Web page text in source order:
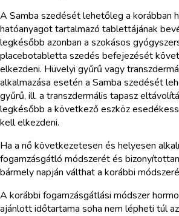
A Samba szedését lehetőleg a korábban
hatóanyagot tartalmazó tablettájának
legkésőbb azonban a szokásos
placebotabletta szedés befejezését
elkezdeni. Hüvelyi gyűrű vagy
alkalmazása esetén a Samba szedését
gyűrű, ill. a transzdermális tapasz
legkésőbb a következő eszköz
kell elkezdeni.
Ha a nő következetesen és helyesen
fogamzásgátló módszerét és
bármely napján válthat a korábbi
A korábbi fogamzásgátlási módszer
ajánlott időtartama soha nem lépheti túl